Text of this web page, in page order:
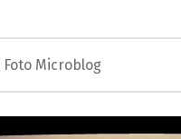
Foto Microblog